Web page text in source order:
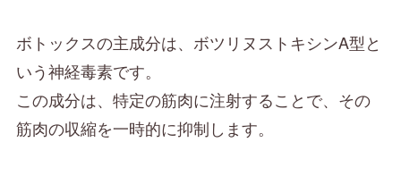
ボトックスの主成分は、ボツリヌストキシンA型と
いう神経毒素です。
この成分は、特定の筋肉に注射することで、その
筋肉の収縮を一時的に抑制します。